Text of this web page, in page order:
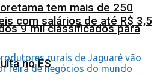
9 mil classificados para
no ES
tem mais de 250
com salários de até R$ 3,5